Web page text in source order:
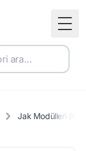
Jak Modülleri